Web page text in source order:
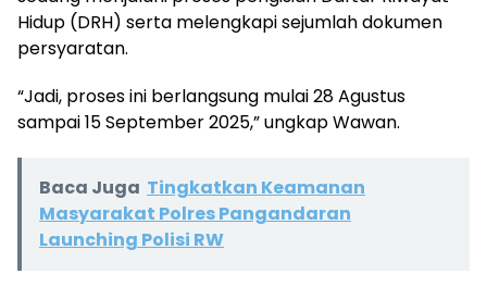
Hidup (DRH) serta melengkapi sejumlah dokumen
persyaratan.
“Jadi, proses ini berlangsung mulai 28 Agustus
sampai 15 September 2025,” ungkap Wawan.
Baca Juga Tingkatkan Keamanan
Masyarakat Polres Pangandaran
Launching Polisi RW